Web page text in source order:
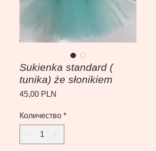
Sukienka standard (
tunika) że słonikiem
45,00 PLN
Количество *